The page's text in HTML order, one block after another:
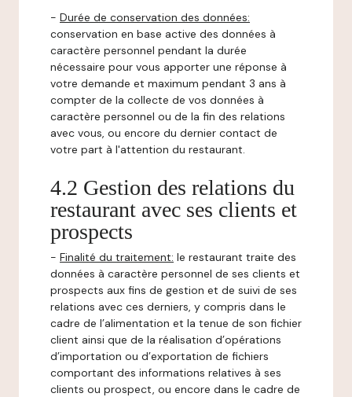
- Durée de conservation des données:
conservation en base active des données à
caractère personnel pendant la durée
nécessaire pour vous apporter une réponse à
votre demande et maximum pendant 3 ans à
compter de la collecte de vos données à
caractère personnel ou de la fin des relations
avec vous, ou encore du dernier contact de
votre part à l'attention du restaurant.
4.2 Gestion des relations du
restaurant avec ses clients et
prospects
- Finalité du traitement: le restaurant traite des
données à caractère personnel de ses clients et
prospects aux fins de gestion et de suivi de ses
relations avec ces derniers, y compris dans le
cadre de l’alimentation et la tenue de son fichier
client ainsi que de la réalisation d’opérations
d’importation ou d’exportation de fichiers
comportant des informations relatives à ses
clients ou prospect, ou encore dans le cadre de